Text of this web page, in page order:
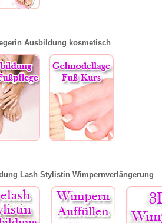
Ausbildung kosmetisch
Lash Stylistin Wimpernverlängerung